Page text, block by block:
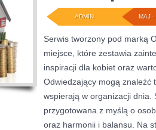
MAJ -
ADMIN
Serwis tworzony pod marką
miejsce, które zestawia
inspiracji dla kobiet oraz
Odwiedzający mogą znaleźć
wspierają w organizacji dnia.
przygotowana z myślą o
oraz harmonii i balansu. Na